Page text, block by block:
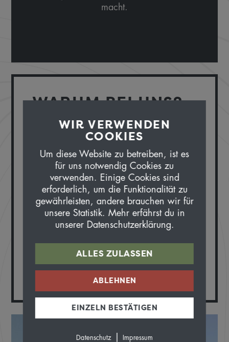
macht.
WARUM BEI UNS?
Ich freue mich, Teil dieser aufgestellten
Truppe zu sein.
NIE OHNE…
meinen ausgebleichten Bikerucksack.
LIEBLINGSTOUR
WIR VERWENDEN
COOKIES
Um diese Website zu betreiben, ist es
für uns notwendig Cookies zu
verwenden. Einige Cookies sind
erforderlich, um die Funktionalität zu
gewährleisten, andere brauchen wir für
unsere Statistik. Mehr erfährst du in
unserer Datenschutzerklärung.
ALLES ZULASSEN
ABLEHNEN
EINZELN BESTÄTIGEN
Datenschutz| Impressum